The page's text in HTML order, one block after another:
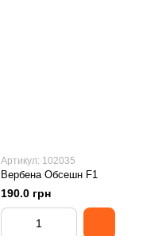
Артикул: 102035
Вербена Обсешн F1
190.0 грн